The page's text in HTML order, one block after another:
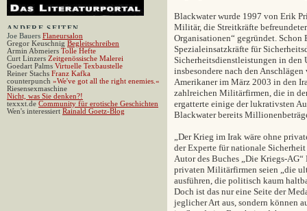
ANDERE SEITEN
Joe Bauers Flaneursalon
Gregor Keuschnig Begleitschreiben
Armin Abmeiers Tolle Hefte
Curt Linzers Zeitgenössische Malerei
Goedart Palms Virtuelle Texbaustelle
Reiner Stachs Franz Kafka
counterpunch »We've got all the right enemies.«
Riesensexmaschine
Nicht, was Sie denken?!
texxxt.de Community für erotische Geschichten
Wen's interessiert Rainald Goetz-Blog
Blackwater wurde 1997 von Erik
Militär, die Streitkräfte
Organisationen“ gegründet. Schon
Spezialeinsatzkräfte für
Sicherheitsdienstleistungen in den
insbesondere nach den
Amerikaner im März 2003 in den
zahlreichen Militärfirmen, die in
ergatterte einige der lukrativsten
Blackwater bereits
„Der Krieg im Irak wäre ohne
der Experte für nationale
Autor des Buches „Die Kriegs-
privaten Militärfirmen seien „die
ausführen, die politisch kaum
Doch ist das nur eine Seite der
jeglicher Art aus, sondern können